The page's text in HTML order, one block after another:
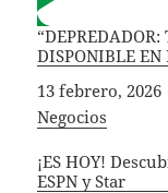
“DEPREDADOR:
DISPONIBLE EN
Fecha
13 febrero, 2026
In relation to
Negocios
¡ES HOY!
ESPN y Star